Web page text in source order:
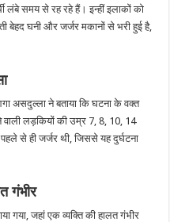
लंबे समय से रह रहे हैं। इन्हीं इलाकों को
बेहद घनी और जर्जर मकानों से भरी हुई है,
असदुल्ला ने बताया कि घटना के वक्त
लड़कियों की उम्र 7, 8, 10, 14
से ही जर्जर थी, जिससे यह दुर्घटना
गंभीर
गया, जहां एक व्यक्ति की हालत गंभीर